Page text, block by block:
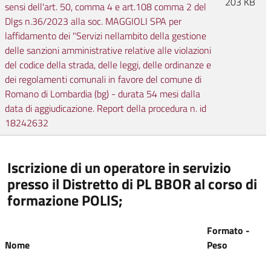
sensi dell'art. 50, comma 4 e art.108 comma 2 del
Dlgs n.36/2023 alla soc. MAGGIOLI SPA per
laffidamento dei "Servizi nellambito della gestione
delle sanzioni amministrative relative alle violazioni
del codice della strada, delle leggi, delle ordinanze e
dei regolamenti comunali in favore del comune di
Romano di Lombardia (bg) - durata 54 mesi dalla
data di aggiudicazione. Report della procedura n. id
18242632
Iscrizione di un operatore in servizio
presso il Distretto di PL BBOR al corso di
formazione POLIS;
Nome
Formato -
Peso